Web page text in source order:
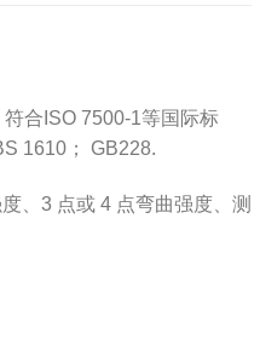
合ISO 7500-1等国际标
1610； GB228.
、3 点或 4 点弯曲强度、测